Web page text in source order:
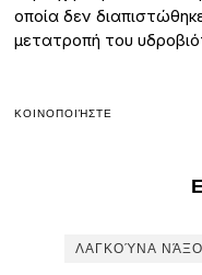
οποία δεν
μετατροπή του
ΚΟΙΝΟΠΟΙΉΣΤΕ
ΛΑΓΚΟΎΝΑ